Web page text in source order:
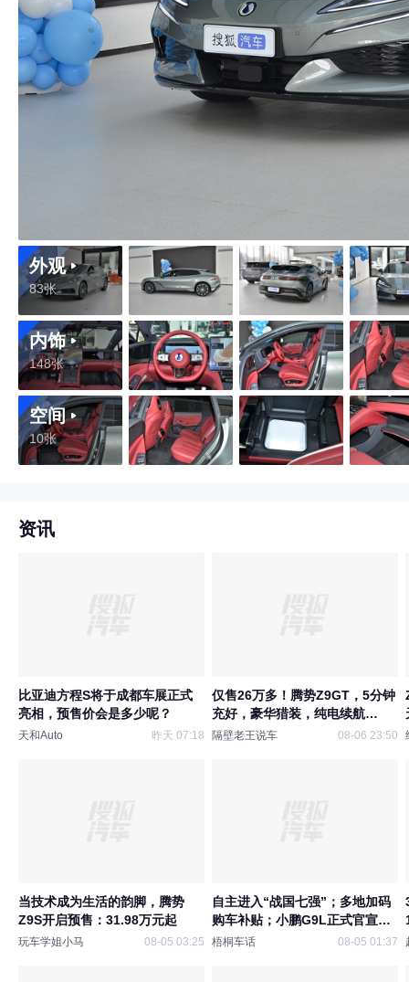
外观
83张
内饰
148张
空间
10张
资讯
比亚迪方程S将于成都车展正式
亮相，预售价会是多少呢？
天和Auto 昨天 07:18
仅售26万多！腾势Z9GT，5分钟
充好，豪华猎装，纯电续航
1036km
隔壁老王说车 08-06 23:50
当技术成为生活的韵脚，腾势
Z9S开启预售：31.98万元起
玩车学姐小马 08-05 03:25
自主进入“战国七强”；多地加码
购车补贴；小鹏G9L正式官宣；
腾势Z9S开启预售；一汽-大众推
梧桐车话 08-05 01:37